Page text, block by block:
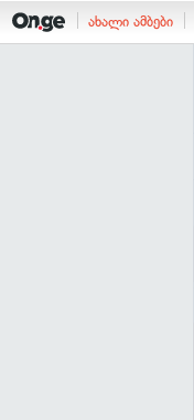
ახალი ამბები